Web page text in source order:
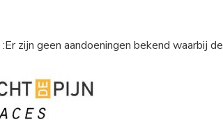
:Er zijn geen aandoeningen bekend waarbij